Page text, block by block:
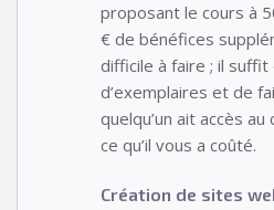
proposant le cours à
€ de bénéfices
difficile à faire ; il
d’exemplaires et de
quelqu’un ait accès
ce qu’il vous a coûté.
Création de sites